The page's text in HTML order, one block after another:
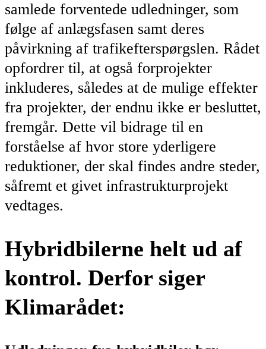
samlede forventede udledninger, som
følge af anlægsfasen samt deres
påvirkning af trafikefterspørgslen. Rådet
opfordrer til, at også forprojekter
inkluderes, således at de mulige effekter
fra projekter, der endnu ikke er besluttet,
fremgår. Dette vil bidrage til en
forståelse af hvor store yderligere
reduktioner, der skal findes andre steder,
såfremt et givet infrastrukturprojekt
vedtages.
Hybridbilerne helt ud af
kontrol. Derfor siger
Klimarådet: